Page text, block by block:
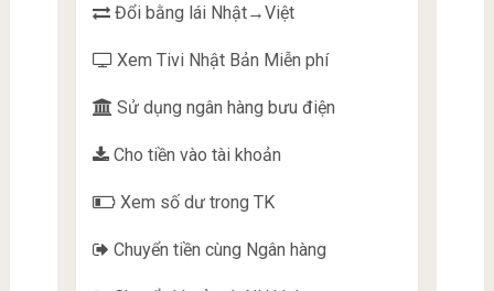
Đổi bằng lái Nhật→Việt
Xem Tivi Nhật Bản Miễn phí
Sử dụng ngân hàng bưu điện
Cho tiền vào tài khoản
Xem số dư trong TK
Chuyển tiền cùng Ngân hàng